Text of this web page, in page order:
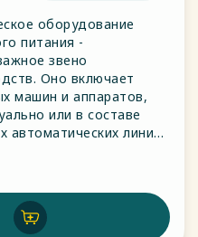
оборудование
питания -
звено
Оно включает
машин и аппаратов,
или в составе
автоматических линий